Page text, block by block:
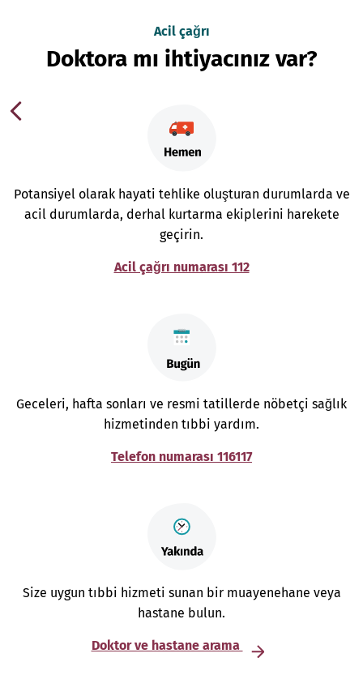
Acil çağrı
Doktora mı ihtiyacınız var?
Potansiyel olarak hayati tehlike oluşturan durumlarda ve
acil durumlarda, derhal kurtarma ekiplerini harekete
geçirin.
Acil çağrı numarası 112
Geceleri, hafta sonları ve resmi tatillerde nöbetçi sağlık
hizmetinden tıbbi yardım.
Telefon numarası 116117
Size uygun tıbbi hizmeti sunan bir muayenehane veya
hastane bulun.
Doktor ve hastane arama